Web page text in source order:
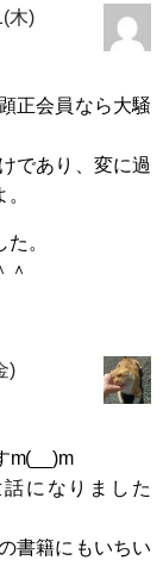
木)
正会員なら大騒
であり、変に過
。
＾
)
m(__)m
になりました
書籍にもいちい